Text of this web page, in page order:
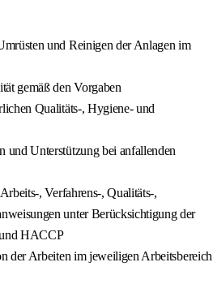
und Reinigen der Anlagen im
gemäß den Vorgaben
Qualitäts-, Hygiene- und
und Unterstützung bei anfallenden
, Verfahrens-, Qualitäts-,
unter Berücksichtigung der
HACCP
der Arbeiten im jeweiligen Arbeitsbereich